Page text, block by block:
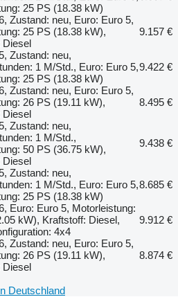
25 PS (18.38 kW)
Zustand: neu, Euro: Euro 5,
25 PS (18.38 kW),
Diesel
9.157 €
Zustand: neu,
1 M/Std., Euro: Euro 5,
25 PS (18.38 kW)
9.422 €
Zustand: neu, Euro: Euro 5,
26 PS (19.11 kW),
Diesel
8.495 €
Zustand: neu,
1 M/Std.,
50 PS (36.75 kW),
Diesel
9.438 €
Zustand: neu,
1 M/Std., Euro: Euro 5,
25 PS (18.38 kW)
8.685 €
Euro: Euro 5, Motorleistung:
kW), Kraftstoff: Diesel,
4x4
9.912 €
Zustand: neu, Euro: Euro 5,
26 PS (19.11 kW),
Diesel
8.874 €
Deutschland